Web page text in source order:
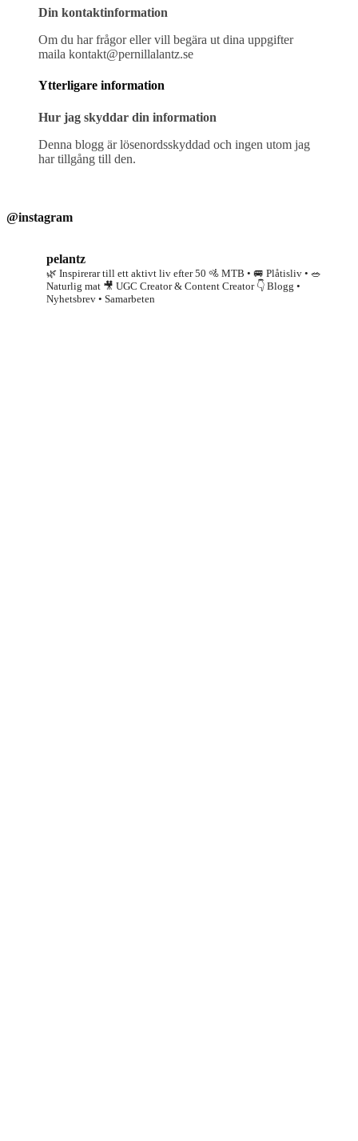
Din kontaktinformation
Om du har frågor eller vill begära ut dina uppgifter
maila kontakt@pernillalantz.se
Ytterligare information
Hur jag skyddar din information
Denna blogg är lösenordsskyddad och ingen utom jag
har tillgång till den.
@instagram
pelantz
🌿 Inspirerar till ett aktivt liv efter 50 🚵 MTB • 🚐 Plåtisliv • 🥗
Naturlig mat 🎥 UGC Creator & Content Creator👇 Blogg •
Nyhetsbrev • Samarbeten